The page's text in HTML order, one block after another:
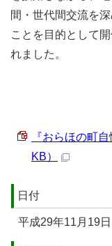
間・世代間交流を深
ことを目的として開
れました。
『おらほの町
KB）
日付
平成29年11月19